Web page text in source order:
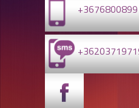
+3676800899